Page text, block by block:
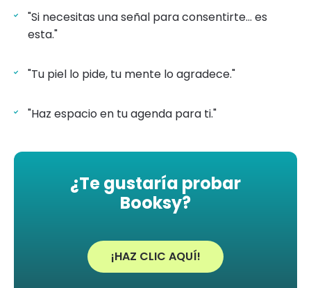
"Si necesitas una señal para consentirte... es
esta."
"Tu piel lo pide, tu mente lo agradece."
"Haz espacio en tu agenda para ti."
¿Te gustaría probar
Booksy?
¡HAZ CLIC AQUÍ!